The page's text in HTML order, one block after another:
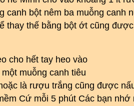
canh bột nêm ba muỗng canh
thay thế bằng bột ớt cũng
cho hết tay heo vào
muỗng canh tiêu
là rượu trắng cũng được
Cứ mỗi 5 phút Các bạn